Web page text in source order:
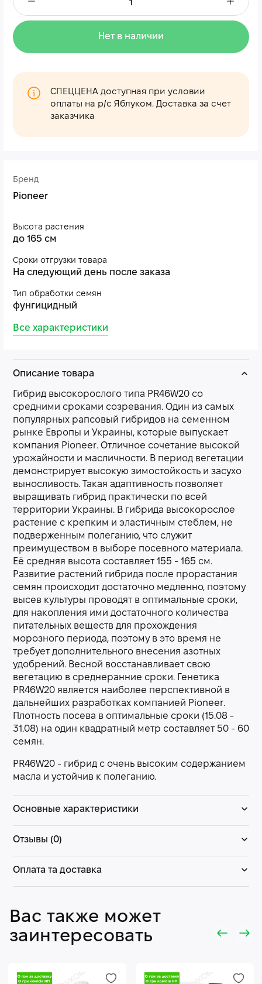
Бренд
Pioneer
Высота растения
до 165 см
Сроки отгрузки товара
На следующий день после заказа
Тип обработки семян
фунгицидный
Все характеристики
Нет в наличии
СПЕЦЦЕНА доступная при условии
оплаты на р/с Яблуком. Доставка за счет
заказчика
Описание товара
Гибрид высокорослого типа PR46W20 со
средними сроками созревания. Один из самых
популярных рапсовый гибридов на семенном
рынке Европы и Украины, которые выпускает
компания Pioneer. Отличное сочетание высокой
урожайности и масличности. В период вегетации
демонстрирует высокую зимостойкость и засухо
выносливость. Такая адаптивность позволяет
выращивать гибрид практически по всей
территории Украины. В гибрида высокорослое
растение с крепким и эластичным стеблем, не
подверженным полеганию, что служит
преимуществом в выборе посевного материала.
Её средняя высота составляет 155 - 165 см.
Развитие растений гибрида после прорастания
семян происходит достаточно медленно, поэтому
высев культуры проводят в оптимальные сроки,
для накопления ими достаточного количества
питательных веществ для прохождения
морозного периода, поэтому в это время не
требует дополнительного внесения азотных
удобрений. Весной восстанавливает свою
вегетацию в среднеранние сроки. Генетика
PR46W20 является наиболее перспективной в
дальнейших разработках компанией Pioneer.
Плотность посева в оптимальные сроки (15.08 -
31.08) на один квадратный метр составляет 50 - 60
семян.
PR46W20 - гибрид с очень высоким содержанием
масла и устойчив к полеганию.
Основные характеристики
Отзывы (0)
Оплата та доставка
Вас также может
заинтересовать